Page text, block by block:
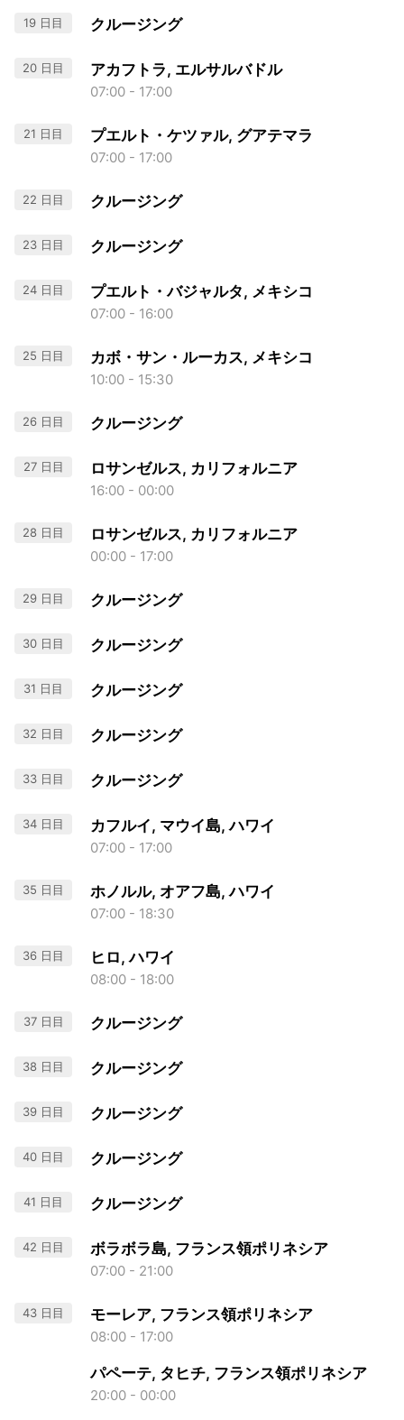
19 日目 クルージング
20 日目 アカフトラ, エルサルバドル
07:00 - 17:00
21 日目 プエルト・ケツァル, グアテマラ
07:00 - 17:00
22 日目 クルージング
23 日目 クルージング
24 日目 プエルト・バジャルタ, メキシコ
07:00 - 16:00
25 日目 カボ・サン・ルーカス, メキシコ
10:00 - 15:30
26 日目 クルージング
27 日目 ロサンゼルス, カリフォルニア
16:00 - 00:00
28 日目 ロサンゼルス, カリフォルニア
00:00 - 17:00
29 日目 クルージング
30 日目 クルージング
31 日目 クルージング
32 日目 クルージング
33 日目 クルージング
34 日目 カフルイ, マウイ島, ハワイ
07:00 - 17:00
35 日目 ホノルル, オアフ島, ハワイ
07:00 - 18:30
36 日目 ヒロ, ハワイ
08:00 - 18:00
37 日目 クルージング
38 日目 クルージング
39 日目 クルージング
40 日目 クルージング
41 日目 クルージング
42 日目 ボラボラ島, フランス領ポリネシア
07:00 - 21:00
43 日目 モーレア, フランス領ポリネシア
08:00 - 17:00
パペーテ, タヒチ, フランス領ポリネシア
20:00 - 00:00